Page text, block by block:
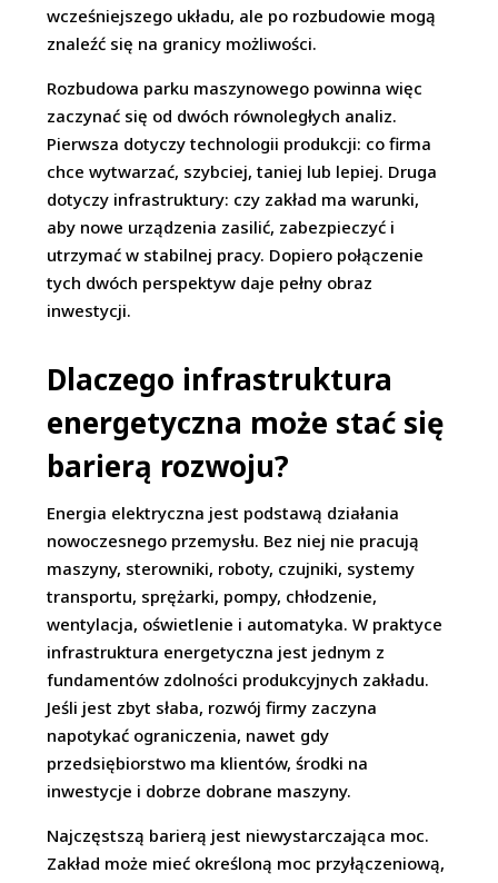
wcześniejszego układu, ale po rozbudowie mogą
znaleźć się na granicy możliwości.
Rozbudowa parku maszynowego powinna więc
zaczynać się od dwóch równoległych analiz.
Pierwsza dotyczy technologii produkcji: co firma
chce wytwarzać, szybciej, taniej lub lepiej. Druga
dotyczy infrastruktury: czy zakład ma warunki,
aby nowe urządzenia zasilić, zabezpieczyć i
utrzymać w stabilnej pracy. Dopiero połączenie
tych dwóch perspektyw daje pełny obraz
inwestycji.
Dlaczego infrastruktura
energetyczna może stać się
barierą rozwoju?
Energia elektryczna jest podstawą działania
nowoczesnego przemysłu. Bez niej nie pracują
maszyny, sterowniki, roboty, czujniki, systemy
transportu, sprężarki, pompy, chłodzenie,
wentylacja, oświetlenie i automatyka. W praktyce
infrastruktura energetyczna jest jednym z
fundamentów zdolności produkcyjnych zakładu.
Jeśli jest zbyt słaba, rozwój firmy zaczyna
napotykać ograniczenia, nawet gdy
przedsiębiorstwo ma klientów, środki na
inwestycje i dobrze dobrane maszyny.
Najczęstszą barierą jest niewystarczająca moc.
Zakład może mieć określoną moc przyłączeniową,